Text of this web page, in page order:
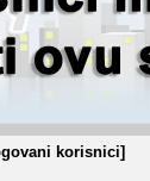
korisnici]